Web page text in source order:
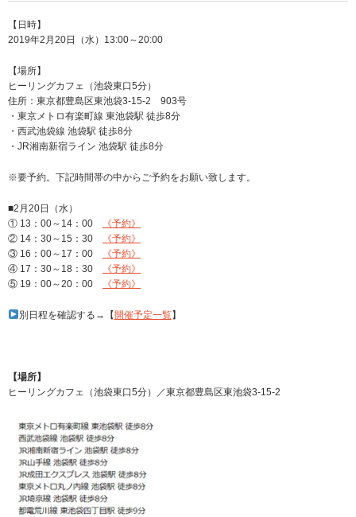
【日時】
2019年2月20日（水）13:00～20:00
【場所】
ヒーリングカフェ（池袋東口5分）
住所：東京都豊島区東池袋3-15-2 903号
・東京メトロ有楽町線 東池袋駅 徒歩8分
・西武池袋線 池袋駅 徒歩8分
・JR湘南新宿ライン 池袋駅 徒歩8分
※要予約。下記時間帯の中からご予約をお願い致します。
■2月20日（水）
① 13：00～14：00
《予約》
② 14：30～15：30
《予約》
③ 16：00～17：00
《予約》
④ 17：30～18：30
《予約》
⑤ 19：00～20：00
《予約》
別日程を確認する→【 開催予定一覧】
【場所】
ヒーリングカフェ（池袋東口5分）／東京都豊島区東池袋3-15-2